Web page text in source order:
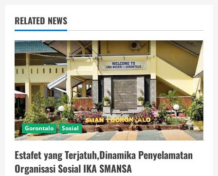
RELATED NEWS
Gorontalo Sosial
Estafet yang Terjatuh,Dinamika Penyelamatan
Organisasi Sosial IKA SMANSA